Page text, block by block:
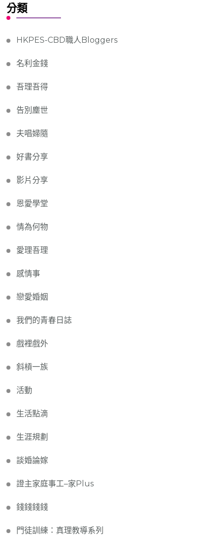
分類
HKPES-CBD職人Bloggers
名利金錢
吾理吾得
告別塵世
夫唱婦隨
好書分享
影片分享
恩愛學堂
情為何物
愛理吾理
感情事
戀愛婚姻
我們的青春日誌
戲裡戲外
斜槓一族
活動
生活點滴
生涯規劃
談婚論嫁
證主家庭事工–家Plus
錢錢錢錢
門徒訓練：真理教導系列